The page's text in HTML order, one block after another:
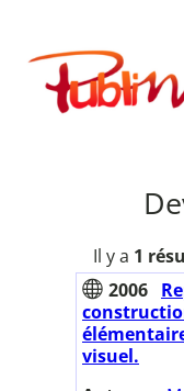
contenu
Publimath
Il y a 1
2006
visuel.